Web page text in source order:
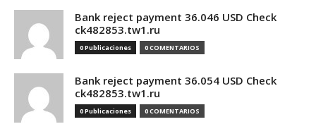
Bank reject payment 36.046 USD Check
ck482853.tw1.ru
0 Publicaciones 0 COMENTARIOS
Bank reject payment 36.054 USD Check
ck482853.tw1.ru
0 Publicaciones 0 COMENTARIOS